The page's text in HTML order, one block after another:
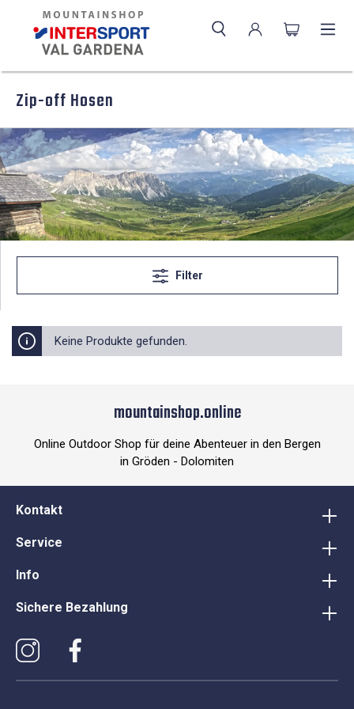
Zip-off Hosen
Filter
Keine Produkte gefunden.
mountainshop.online
Online Outdoor Shop für deine Abenteuer in den Bergen
in Gröden - Dolomiten
Kontakt
Service
Info
Sichere Bezahlung